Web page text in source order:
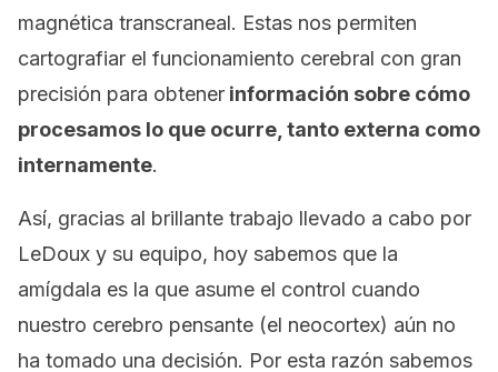
magnética transcraneal. Estas nos permiten
cartografiar el funcionamiento cerebral con gran
precisión para obtener información sobre cómo
procesamos lo que ocurre, tanto externa como
internamente.
Así, gracias al brillante trabajo llevado a cabo por
LeDoux y su equipo, hoy sabemos que la
amígdala es la que asume el control cuando
nuestro cerebro pensante (el neocortex) aún no
ha tomado una decisión. Por esta razón sabemos